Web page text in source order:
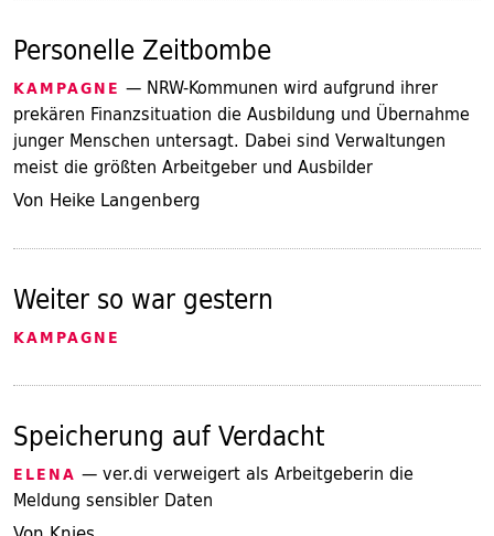
Personelle Zeitbombe
KAMPAGNE — NRW-Kommunen wird aufgrund ihrer
prekären Finanzsituation die Ausbildung und Übernahme
junger Menschen untersagt. Dabei sind Verwaltungen
meist die größten Arbeitgeber und Ausbilder
Von Heike Langenberg
Weiter so war gestern
KAMPAGNE
Speicherung auf Verdacht
ELENA — ver.di verweigert als Arbeitgeberin die
Meldung sensibler Daten